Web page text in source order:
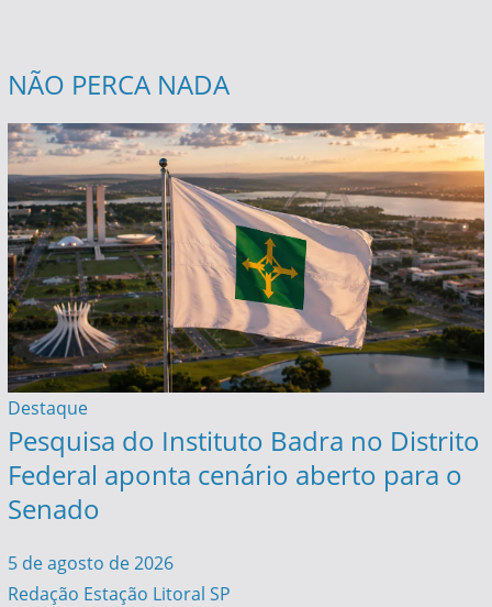
NÃO PERCA NADA
Destaque
Pesquisa do Instituto Badra no Distrito
Federal aponta cenário aberto para o
Senado
5 de agosto de 2026
Redação Estação Litoral SP